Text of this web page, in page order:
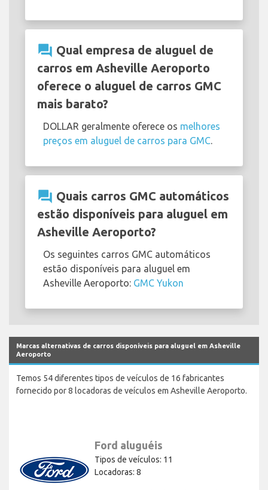
question_answer Qual empresa de aluguel de
carros em Asheville Aeroporto
oferece o aluguel de carros GMC
mais barato?
DOLLAR geralmente oferece os melhores
preços em aluguel de carros para GMC
question_answer Quais carros GMC automáticos
estão disponíveis para aluguel em
Asheville Aeroporto?
Os seguintes carros GMC automáticos
estão disponíveis para aluguel em
Asheville Aeroporto: GMC Yukon
Marcas alternativas de carros disponíveis para aluguel em Asheville
Aeroporto
Temos 54 diferentes tipos de veículos de 16 fabricantes
fornecido por 8 locadoras de veículos em Asheville Aeroporto.
Ford aluguéis
Tipos de veículos: 11
Locadoras: 8